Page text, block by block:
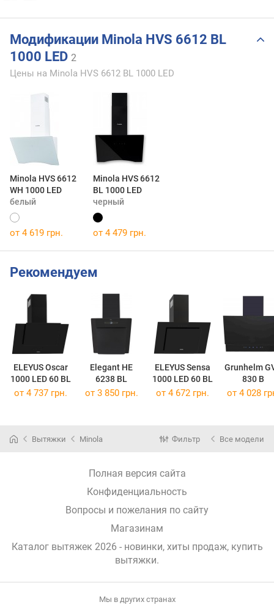
Модификации Minola HVS 6612 BL
1000 LED 2
Цены на Minola HVS 6612 BL 1000 LED
Minola HVS 6612
WH 1000 LED
белый
Minola HVS 6612
BL 1000 LED
черный
от 4 619 грн. от 4 479 грн.
Рекомендуем
ELEYUS Oscar
1000 LED 60 BL
Elegant HE
6238 BL
ELEYUS Sensa
1000 LED 60 BL
Grunhelm
830 B
от 4 737 грн. от 3 850 грн. от 4 672 грн. от 4 028
Вытяжки Minola Фильтр Все модели
Полная версия сайта
Конфиденциальность
Вопросы и пожелания по сайту
Магазинам
Каталог вытяжек 2026 - новинки, хиты продаж, купить
вытяжки.
Мы в других странах